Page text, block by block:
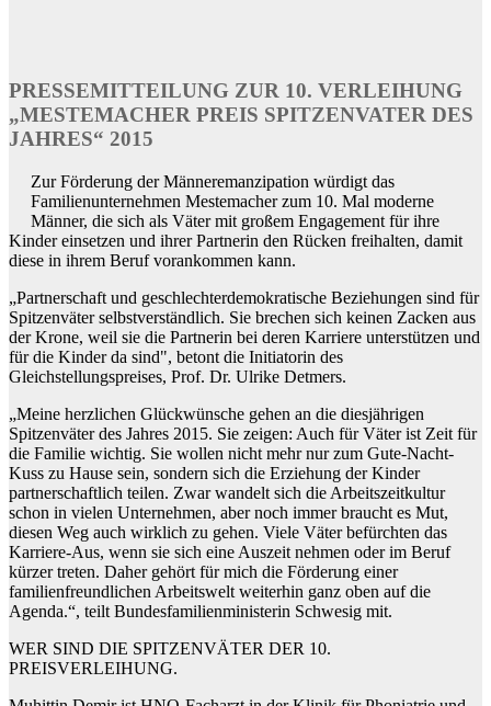
PRESSEMITTEILUNG ZUR 10. VERLEIHUNG
„MESTEMACHER PREIS SPITZENVATER DES
JAHRES“ 2015
Zur Förderung der Männeremanzipation würdigt das
Familienunternehmen Mestemacher zum 10. Mal moderne
Männer, die sich als Väter mit großem Engagement für ihre
Kinder einsetzen und ihrer Partnerin den Rücken freihalten, damit
diese in ihrem Beruf vorankommen kann.
„Partnerschaft und geschlechterdemokratische Beziehungen sind für
Spitzenväter selbstverständlich. Sie brechen sich keinen Zacken aus
der Krone, weil sie die Partnerin bei deren Karriere unterstützen und
für die Kinder da sind", betont die Initiatorin des
Gleichstellungspreises, Prof. Dr. Ulrike Detmers.
„Meine herzlichen Glückwünsche gehen an die diesjährigen
Spitzenväter des Jahres 2015. Sie zeigen: Auch für Väter ist Zeit für
die Familie wichtig. Sie wollen nicht mehr nur zum Gute-Nacht-
Kuss zu Hause sein, sondern sich die Erziehung der Kinder
partnerschaftlich teilen. Zwar wandelt sich die Arbeitszeitkultur
schon in vielen Unternehmen, aber noch immer braucht es Mut,
diesen Weg auch wirklich zu gehen. Viele Väter befürchten das
Karriere-Aus, wenn sie sich eine Auszeit nehmen oder im Beruf
kürzer treten. Daher gehört für mich die Förderung einer
familienfreundlichen Arbeitswelt weiterhin ganz oben auf die
Agenda.“, teilt Bundesfamilienministerin Schwesig mit.
WER SIND DIE SPITZENVÄTER DER 10.
PREISVERLEIHUNG.